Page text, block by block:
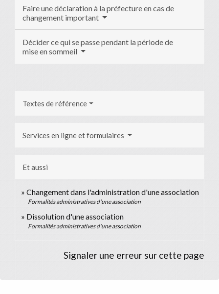
Faire une déclaration à la préfecture en cas de
changement important
Décider ce qui se passe pendant la période de
mise en sommeil
Textes de référence
Services en ligne et formulaires
Et aussi
Changement dans l'administration d'une association
Formalités administratives d'une association
Dissolution d'une association
Formalités administratives d'une association
Signaler une erreur sur cette page